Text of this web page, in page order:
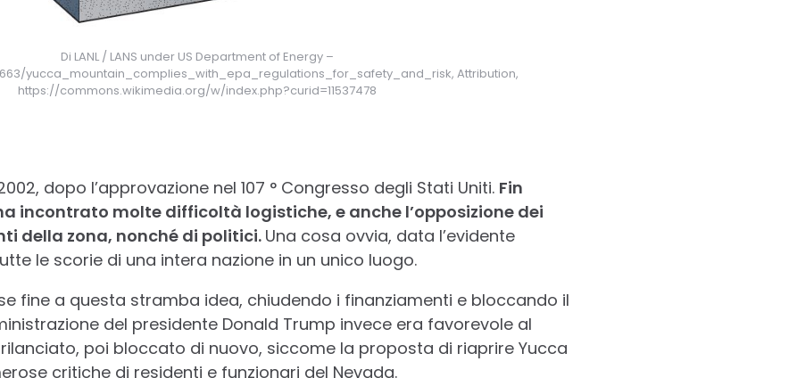
Di LANL / LANS under US Department of Energy –
yucca_mountain_complies_with_epa_regulations_for_safety_and_risk, Attribution,
https://commons.wikimedia.org/w/index.php?curid=11537478
dopo l’approvazione nel 107 ° Congresso degli Stati Uniti. Fin
incontrato molte difficoltà logistiche, e anche l’opposizione dei
della zona, nonché di politici.Una cosa ovvia, data l’evidente
le scorie di una intera nazione in un unico luogo.
fine a questa stramba idea, chiudendo i finanziamenti e bloccando il
del presidente Donald Trump invece era favorevole al
poi bloccato di nuovo, siccome la proposta di riaprire Yucca
critiche di residenti e funzionari del Nevada.